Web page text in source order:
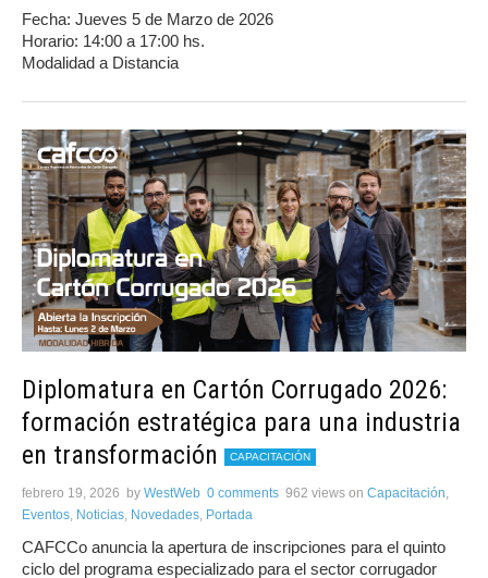
Fecha: Jueves 5 de Marzo de 2026
Horario: 14:00 a 17:00 hs.
Modalidad a Distancia
Diplomatura en Cartón Corrugado 2026:
formación estratégica para una industria
en transformación
CAPACITACIÓN
febrero 19, 2026 by WestWeb 0 comments 962 views on Capacitación,
Eventos, Noticias, Novedades, Portada
CAFCCo anuncia la apertura de inscripciones para el quinto
ciclo del programa especializado para el sector corrugador